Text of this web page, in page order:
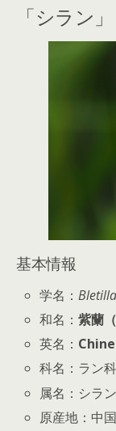
「シラン」
基本情報
学名：
和名：紫蘭
英名：
科名：ラン科
属名：シラ
原産地：中